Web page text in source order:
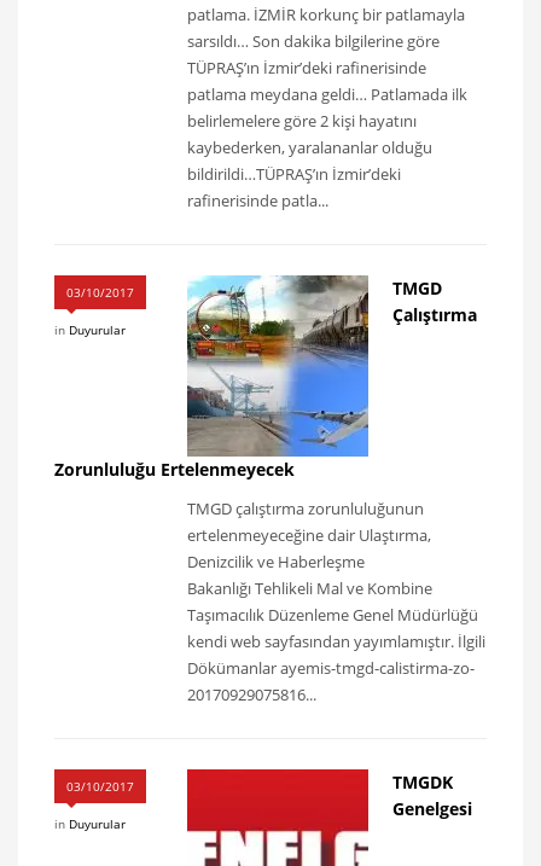
patlama. İZMİR korkunç bir patlamayla
sarsıldı… Son dakika bilgilerine göre
TÜPRAŞ’ın İzmir’deki rafinerisinde
patlama meydana geldi… Patlamada ilk
belirlemelere göre 2 kişi hayatını
kaybederken, yaralananlar olduğu
bildirildi…TÜPRAŞ’ın İzmir’deki
rafinerisinde patla...
03/10/2017
in Duyurular
TMGD
Çalıştırma
Zorunluluğu Ertelenmeyecek
TMGD çalıştırma zorunluluğunun
ertelenmeyeceğine dair Ulaştırma,
Denizcilik ve Haberleşme
Bakanlığı Tehlikeli Mal ve Kombine
Taşımacılık Düzenleme Genel Müdürlüğü
kendi web sayfasından yayımlamıştır. İlgili
Dökümanlar ayemis-tmgd-calistirma-zo-
20170929075816...
03/10/2017
in Duyurular
TMGDK
Genelgesi